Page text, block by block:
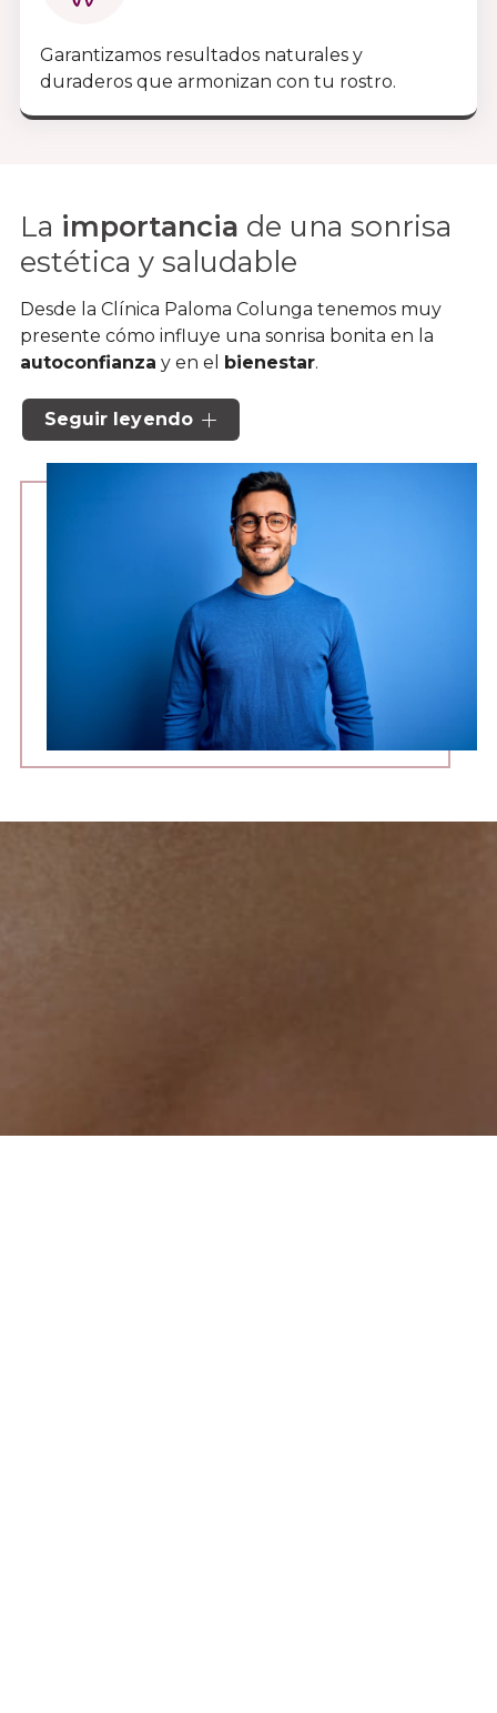
Garantizamos resultados naturales y
duraderos que armonizan con tu rostro.
La importancia de una sonrisa
estética y saludable
Desde la Clínica Paloma Colunga tenemos muy
presente cómo influye una sonrisa bonita en la
autoconfianza y en el bienestar.
Por ello, nuestros especialistas en estética
dental en Vigote ayudarán a conseguir la sonrisa
que siempre has soñado a través de untratamiento
completamente personalizado, teniendo en
cuenta tus gustos, tus necesidades y tus objetivos
Seguir leyendo